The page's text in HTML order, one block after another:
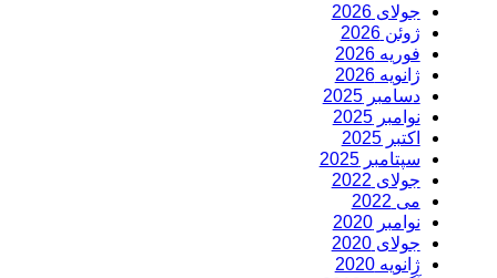
جولای 2026
ژوئن 2026
فوریه 2026
ژانویه 2026
دسامبر 2025
نوامبر 2025
اکتبر 2025
سپتامبر 2025
جولای 2022
می 2022
نوامبر 2020
جولای 2020
ژانویه 2020